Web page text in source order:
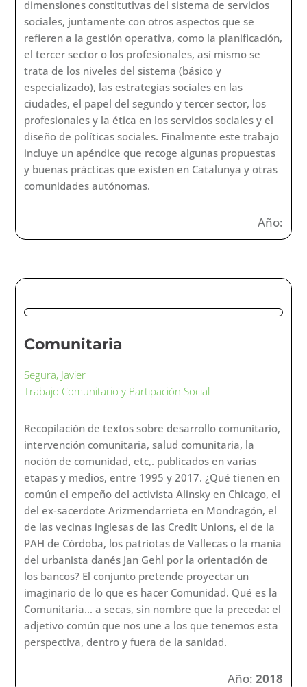
dimensiones constitutivas del sistema de servicios
sociales, juntamente con otros aspectos que se
refieren a la gestión operativa, como la planificación,
el tercer sector o los profesionales, así mismo se
trata de los niveles del sistema (básico y
especializado), las estrategias sociales en las
ciudades, el papel del segundo y tercer sector, los
profesionales y la ética en los servicios sociales y el
diseño de políticas sociales. Finalmente este trabajo
incluye un apéndice que recoge algunas propuestas
y buenas prácticas que existen en Catalunya y otras
comunidades autónomas.
Año:
Comunitaria
Segura, Javier
Trabajo Comunitario y Partipación Social
Recopilación de textos sobre desarrollo comunitario,
intervención comunitaria, salud comunitaria, la
noción de comunidad, etc,. publicados en varias
etapas y medios, entre 1995 y 2017. ¿Qué tienen en
común el empeño del activista Alinsky en Chicago, el
del ex-sacerdote Arizmendarrieta en Mondragón, el
de las vecinas inglesas de las Credit Unions, el de la
PAH de Córdoba, los patriotas de Vallecas o la manía
del urbanista danés Jan Gehl por la orientación de
los bancos? El conjunto pretende proyectar un
imaginario de lo que es hacer Comunidad. Qué es la
Comunitaria… a secas, sin nombre que la preceda: el
adjetivo común que nos une a los que tenemos esta
perspectiva, dentro y fuera de la sanidad.
Año: 2018